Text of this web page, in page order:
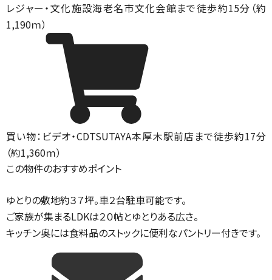
レジャー・文化施設海老名市文化会館まで徒歩約15分（約
1,190ｍ）
買い物：ビデオ・CDTSUTAYA本厚木駅前店まで徒歩約17分
（約1,360ｍ）
この物件のおすすめポイント
ゆとりの敷地約３７坪。車２台駐車可能です。
ご家族が集まるLDKは２０帖とゆとりある広さ。
キッチン奥には食料品のストックに便利なパントリー付きです。